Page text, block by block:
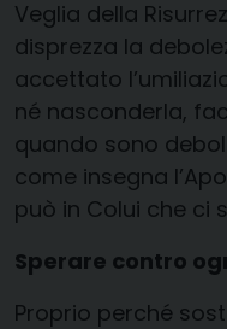
Veglia della
disprezza la
accettato
né nasconderla,
quando sono
come insegna
può in Colui che ci
Sperare contro
Proprio perché